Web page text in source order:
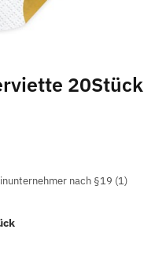
20Stück
nach §19 (1)